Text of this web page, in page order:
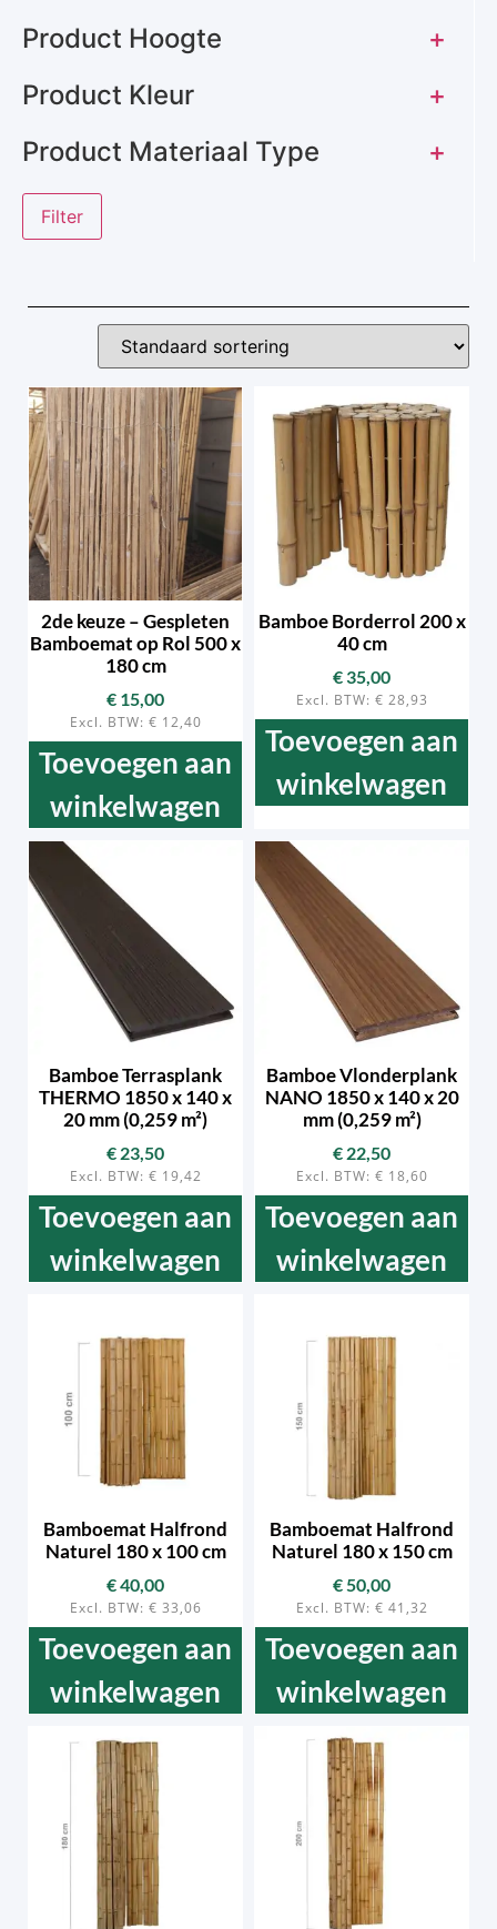
Product Hoogte
+
Product Kleur
+
Product Materiaal Type
+
Filter
2de keuze – Gespleten
Bamboemat op Rol 500 x
180 cm
€ 15,00
Excl. BTW: € 12,40
Toevoegen aan
winkelwagen
Bamboe Borderrol 200 x
40 cm
€ 35,00
Excl. BTW: € 28,93
Toevoegen aan
winkelwagen
Bamboe Terrasplank
THERMO 1850 x 140 x
20 mm (0,259 m²)
€ 23,50
Excl. BTW: € 19,42
Toevoegen aan
winkelwagen
Bamboe Vlonderplank
NANO 1850 x 140 x 20
mm (0,259 m²)
€ 22,50
Excl. BTW: € 18,60
Toevoegen aan
winkelwagen
Bamboemat Halfrond
Naturel 180 x 100 cm
€40,00
Excl. BTW: € 33,06
Toevoegen aan
winkelwagen
Bamboemat Halfrond
Naturel 180 x 150 cm
€50,00
Excl. BTW: € 41,32
Toevoegen aan
winkelwagen